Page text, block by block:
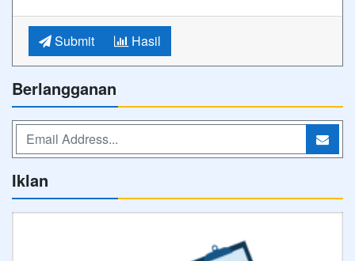
Submit Hasil
Berlangganan
Iklan